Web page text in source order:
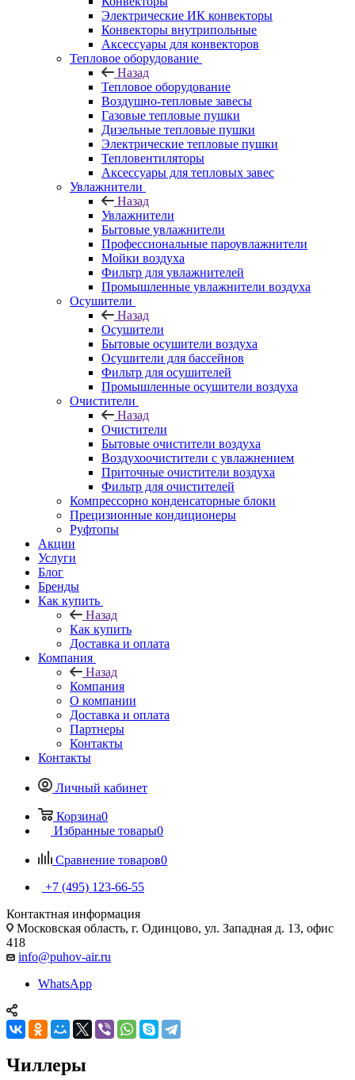
Электрические ИК конвекторы
Конвекторы внутрипольные
Аксессуары для конвекторов
Тепловое оборудование
Назад
Тепловое оборудование
Воздушно-тепловые завесы
Газовые тепловые пушки
Дизельные тепловые пушки
Электрические тепловые пушки
Тепловентиляторы
Аксессуары для тепловых завес
Увлажнители
Назад
Увлажнители
Бытовые увлажнители
Профессиональные пароувлажнители
Мойки воздуха
Фильтр для увлажнителей
Промышленные увлажнители воздуха
Осушители
Назад
Осушители
Бытовые осушители воздуха
Осушители для бассейнов
Фильтр для осушителей
Промышленные осушители воздуха
Очистители
Назад
Очистители
Бытовые очистители воздуха
Воздухоочистители с увлажнением
Приточные очистители воздуха
Фильтр для очистителей
Компрессорно конденсаторные блоки
Прецизионные кондиционеры
Руфтопы
Акции
Услуги
Блог
Бренды
Как купить
Назад
Как купить
Доставка и оплата
Компания
Назад
Компания
О компании
Доставка и оплата
Партнеры
Контакты
Контакты
Личный кабинет
Корзина0
Избранные товары0
Сравнение товаров0
+7 (495) 123-66-55
Контактная информация
Московская область, г. Одинцово, ул. Западная д. 13, офис
418
info@puhov-air.ru
WhatsApp
Чиллеры